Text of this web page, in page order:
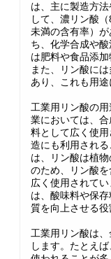
は、主に製造方
して、濃リン酸
未満の含有率）
ち、化学合成や
は肥料や食品添
また、リン酸に
あり、これも用途
工業用リン酸の
業においては、
料として広く使
造にも利用され
は、リン酸は植
のため、リン酸
広く使用されて
は、酸味料や保
質を向上させる役
工業用リン酸は
します。たとえ